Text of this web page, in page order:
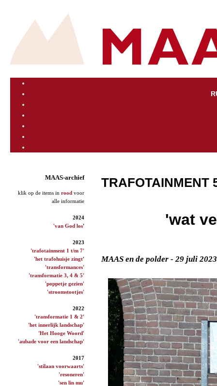
MAAS-archief
klik op de items in rood voor
alle informatie
2024
'van God los'
2023
'trafotainment 1 t/m 7'
'het trafohuisje zingt'
'transformances'
'transformatie 3, 4 & 5'
'poppetje gezien'
'stroomstootjes'
2022
'transformatie 1 & 2'
'het innerlijk landschap'
'Het Hooge Woord'
'aubade voor een landschap'
2017
'stilaan voorwaarts'
'resoneren'
'sen lin mu'
TRAFOTAINMENT
'wat
MAAS en de polder - 29 juli